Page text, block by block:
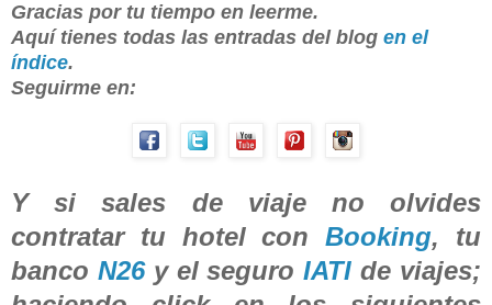
Gracias por tu tiempo en leerme.
Aquí tienes todas las entradas del blog en el
índice.
Seguirme en:
Y si sales de viaje no olvides
contratar tu hotel conBooking, tu
banco N26y el seguroIATI de viajes;